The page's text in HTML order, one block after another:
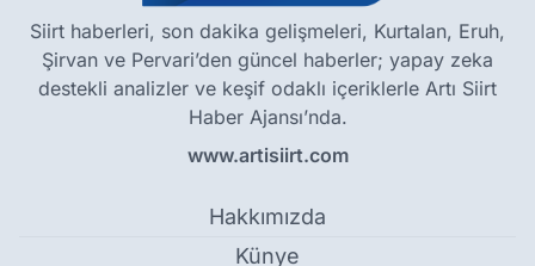
Siirt haberleri, son dakika gelişmeleri, Kurtalan, Eruh,
Şirvan ve Pervari’den güncel haberler; yapay zeka
destekli analizler ve keşif odaklı içeriklerle Artı Siirt
Haber Ajansı’nda.
www.artisiirt.com
Hakkımızda
Künye